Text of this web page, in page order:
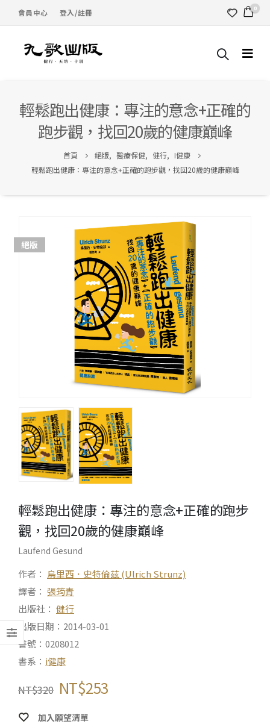
會員中心 登入/註冊 0
輕鬆跑出健康：專注的意念+正確的
跑步觀，找回20歲的健康巔峰
首頁 絕版, 醫療保健, 健行, I健康
輕鬆跑出健康：專注的意念+正確的跑步觀，找回20歲的健康巔峰
絕版
輕鬆跑出健康：專注的意念+正確的跑步
觀，找回20歲的健康巔峰
Laufend Gesund
作者： 烏里西．史特倫茲 (Ulrich Strunz)
譯者： 張筠青
出版社： 健行
出版日期：2014-03-01
書號：0208012
書系： i健康
NT$320 NT$253
加入願望清單